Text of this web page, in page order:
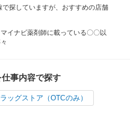
で探していますが、おすすめの店舗
イナビ薬剤師に載っている〇〇以
事内容で探す
ラッグストア（OTCのみ）